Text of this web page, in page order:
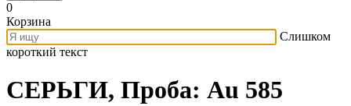
0
Корзина
Слишком
короткий текст
СЕРЬГИ, Проба: Au 585